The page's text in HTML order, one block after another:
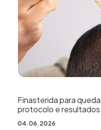
Finasterida para
protocolo e
04.06.2026